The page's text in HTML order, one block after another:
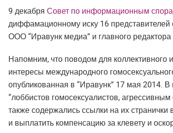
9 декабря Совет по информационным
диффамационному иску 16 представителей
ООО “Иравунк медиа” и главного
Напомним, что поводом для
интересы международного
опубликованная в “Иравунк” 17 мая 2014.
“лоббистов гомосексуалистов,
также содержались ссылки на их
и выплатить компенсацию за клевету и